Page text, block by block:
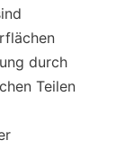
durch
Teilen